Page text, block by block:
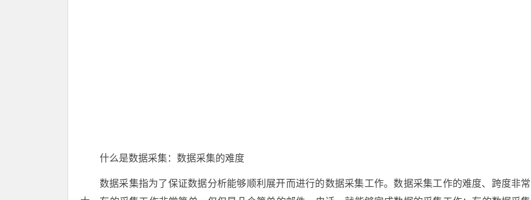
什么是数据采集：数据采集的难度
数据采集指为了保证数据分析能够顺利展开而进行的数据采集工作。数据采集工作的难度、跨度非常